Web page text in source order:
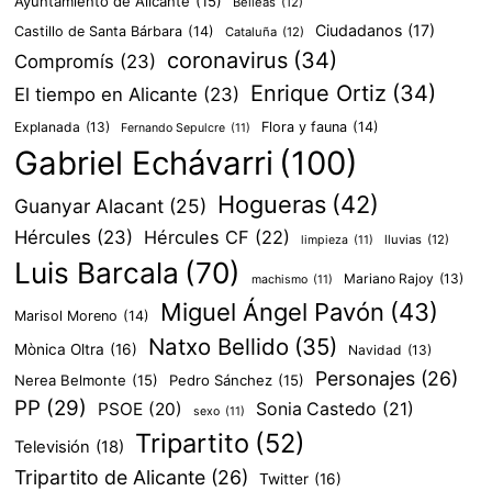
Castillo de Santa Bárbara (14) Cataluña (12) Ciudadanos (17)
Compromís (23) coronavirus (34)
El tiempo en Alicante (23) Enrique Ortiz (34)
Explanada (13) Fernando Sepulcre (11) Flora y fauna (14)
Gabriel Echávarri (100)
Guanyar Alacant (25) Hogueras (42)
Hércules (23) Hércules CF (22) limpieza (11) lluvias (12)
Luis Barcala (70) machismo (11) Mariano Rajoy (13)
Marisol Moreno (14) Miguel Ángel Pavón (43)
Mònica Oltra (16) Natxo Bellido (35) Navidad (13)
Nerea Belmonte (15) Pedro Sánchez (15) Personajes (26)
PP (29) PSOE (20) sexo (11) Sonia Castedo (21)
Televisión (18) Tripartito (52)
Tripartito de Alicante (26) Twitter (16)